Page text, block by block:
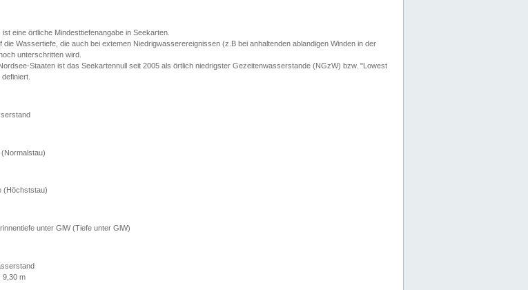
eine örtliche Mindesttiefenangabe in Seekarten.
die Wassertiefe, die auch bei extemen Niedrigwasserereignissen (z.B bei anhaltenden ablandigen Winden in der
unterschritten wird.
Staaten ist das Seekartennull seit 2005 als örtlich niedrigster Gezeitenwasserstande (NGzW) bzw. "Lowest
(Höchststau)
unter GlW (Tiefe unter GlW)
9,30 m